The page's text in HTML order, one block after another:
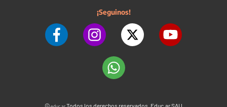
¡Seguinos!
© Todos los derechos reservados. Educ.ar SAU